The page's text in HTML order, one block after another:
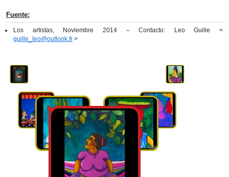
Fuente:
Los artistas, Noviembre 2014 – Contacto: Leo Guille <
guille_leo@outlook.fr >